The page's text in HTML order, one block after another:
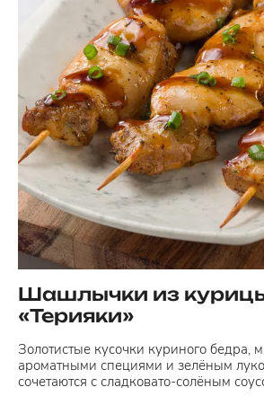
Шашлычки из
«Терияки»
Золотистые кусочки куриного бедра,
ароматными специями и зелёным
сочетаются с сладковато-солёным